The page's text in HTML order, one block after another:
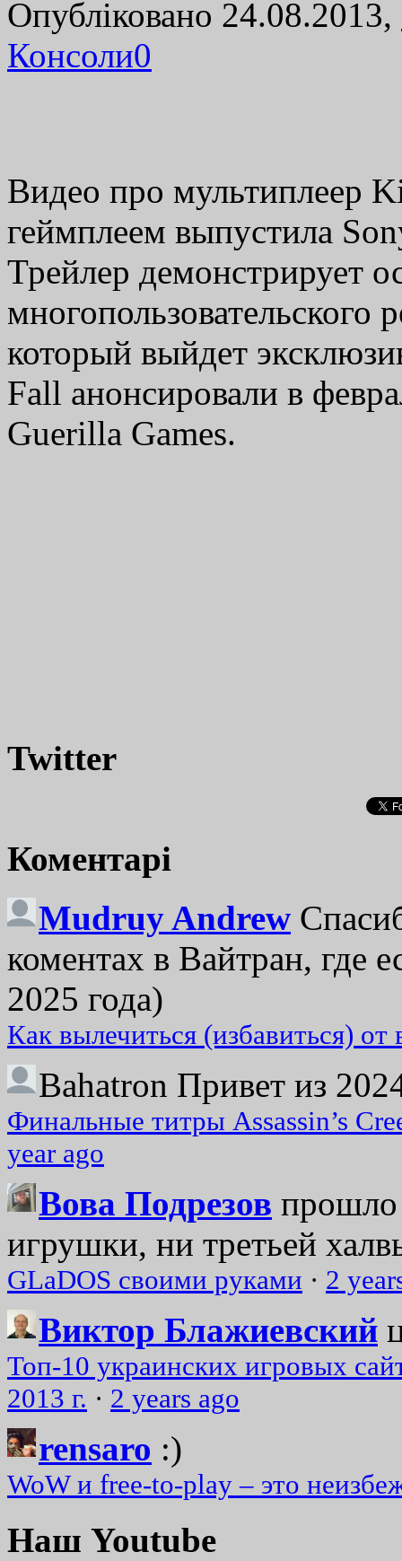
Опубліковано 24.08.2013,
Консоли0
Видео про мультиплеер
геймплеем выпустила
Трейлер демонстрирует
многопользовательского
который выйдет
Fall анонсировали в
Guerilla Games.
Twitter
Коментарі
Mudruy Andrew
коментах в Вайтран, где
2025 года)
Как вылечиться (избавиться)
Bahatron Привет из
Финальные титры Assassin’s
year ago
Вова Подрезов прошло
игрушки, ни третьей
GLaDOS своими руками · 2
Виктор Блажиевский
Топ-10 украинских игровых
2013 г. · 2 years ago
rensaro :)
WoW и free-to-play – это
Наш Youtube